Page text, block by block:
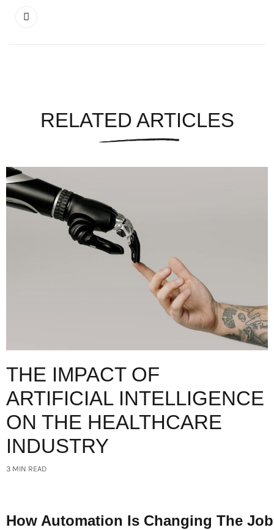
RELATED ARTICLES
THE IMPACT OF
ARTIFICIAL INTELLIGENCE
ON THE HEALTHCARE
INDUSTRY
3 MIN READ
How Automation Is Changing The